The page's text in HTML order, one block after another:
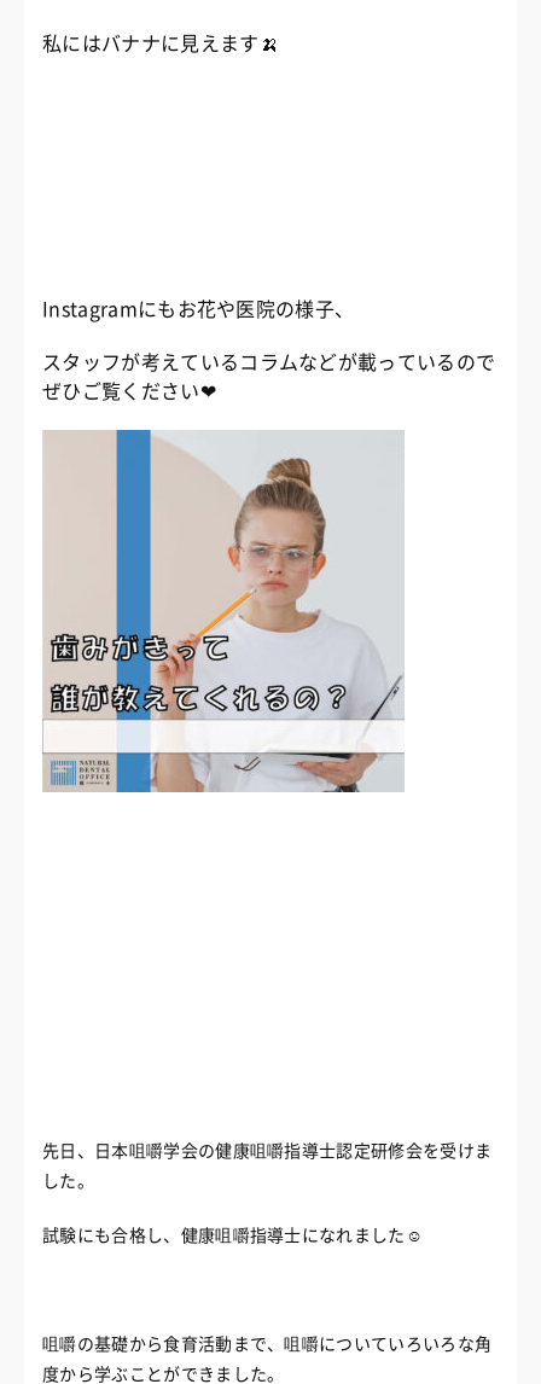
私にはバナナに見えます🍌
Instagramにもお花や医院の様子、
スタッフが考えているコラムなどが載っているので
ぜひご覧ください❤
先日、日本咀嚼学会の健康咀嚼指導士認定研修会を受けま
した。
試験にも合格し、健康咀嚼指導士になれました☺
咀嚼の基礎から食育活動まで、 咀嚼についていろいろな角
度から学ぶことができました。